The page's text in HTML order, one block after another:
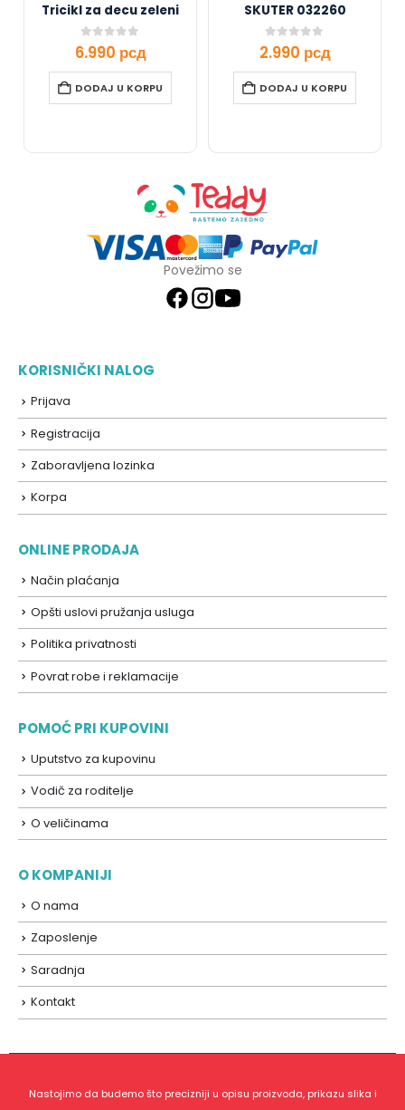
Tricikl za decu zeleni
0 out of 5
6.990 рсд
DODAJ U KORPU
SKUTER 032260
0 out of 5
2.990 рсд
DODAJ U KORPU
Povežimo se
KORISNIČKI NALOG
Prijava
Registracija
Zaboravljena lozinka
Korpa
ONLINE PRODAJA
Način plaćanja
Opšti uslovi pružanja usluga
Politika privatnosti
Povrat robe i reklamacije
POMOĆ PRI KUPOVINI
Uputstvo za kupovinu
Vodič za roditelje
O veličinama
O KOMPANIJI
O nama
Zaposlenje
Saradnja
Kontakt
Nastojimo da budemo što precizniji u opisu proizvoda, prikazu slika i